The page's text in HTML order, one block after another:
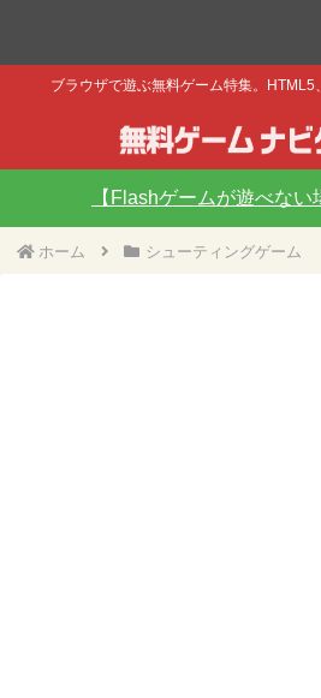
ブラウザで遊ぶ無料ゲーム特集。
【Flashゲームが遊べない
ホーム シューティングゲーム